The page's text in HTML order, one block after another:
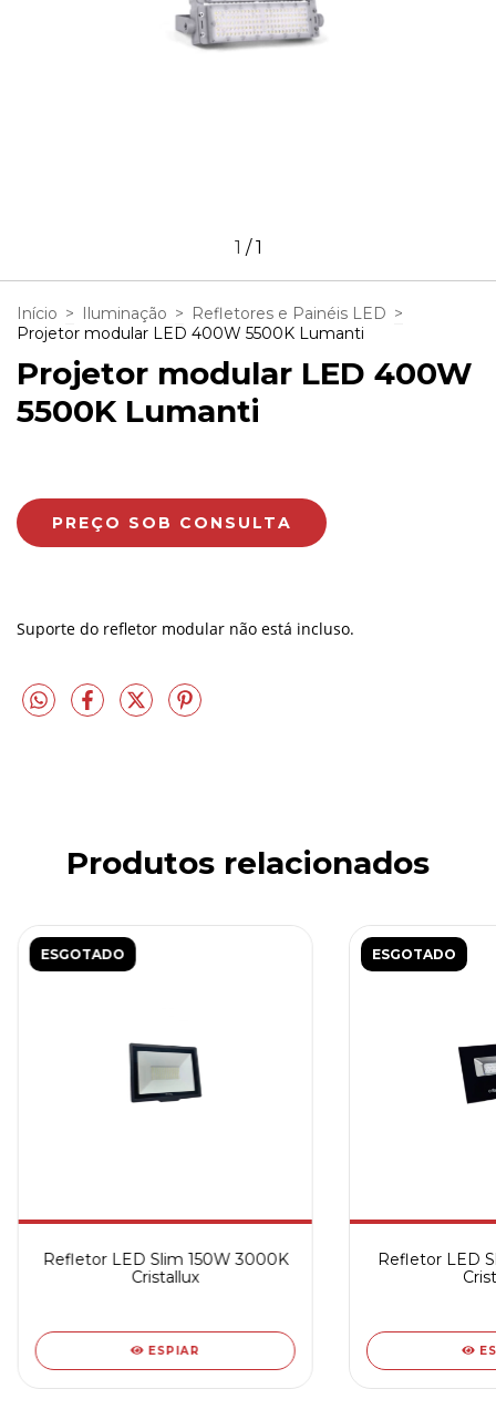
1 /1
Início > Iluminação > Refletores e Painéis LED >
Projetor modular LED 400W 5500K Lumanti
Projetor modular LED 400W
5500K Lumanti
Suporte do refletor modular não está incluso.
Produtos relacionados
ESGOTADO
Refletor LED Slim 150W 3000K
Cristallux
ESPIAR
ESGOTADO
Refletor LED